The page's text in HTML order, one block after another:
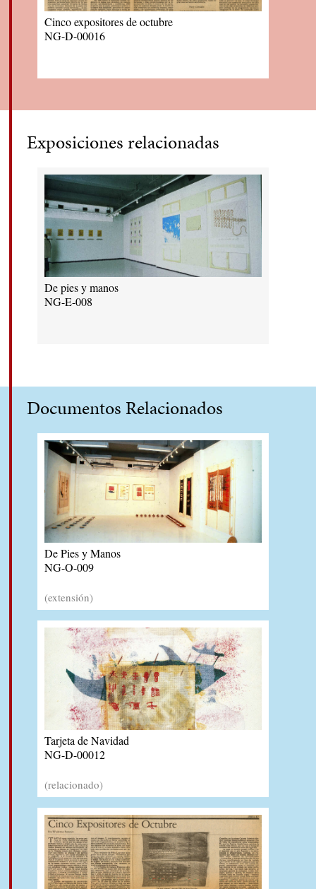
Cinco expositores de octubre
NG-D-00016
Exposiciones relacionadas
De pies y manos
NG-E-008
Documentos Relacionados
De Pies y Manos
NG-O-009
(extensión)
Tarjeta de Navidad
NG-D-00012
(relacionado)